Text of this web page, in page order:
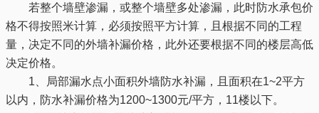
若整个墙壁渗漏，或整个墙壁多处渗漏，此时防水承包价
格不得按照米计算，必须按照平方计算，且根据不同的工程
量，决定不同的外墙补漏价格，此外还要根据不同的楼层高低
决定价格。
1、局部漏水点小面积外墙防水补漏，且面积在1~2平方
以内，防水补漏价格为1200~1300元/平方，11楼以下。